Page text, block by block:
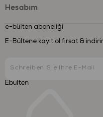
Hesabım
e-bülten aboneliği
E-Bültene kayıt ol fırsat &
Ebulten